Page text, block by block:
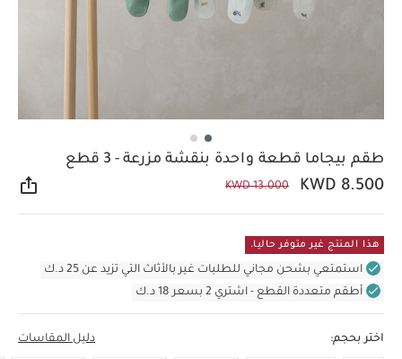
طقم بيجاما قطعة واحدة بنقشة مزرعة - 3 قطع
KWD 8.500
KWD 13.000
هذا المنتج غير متوفر حاليا.
استمتعي بشحن مجاني للطلبات غير بالأثاث التي تزيد عن 25 د.ك
أطقم متعددة القطع - اشتري 2 بسعر 18 د.ك
اختر بحجم: دليل المقاسات